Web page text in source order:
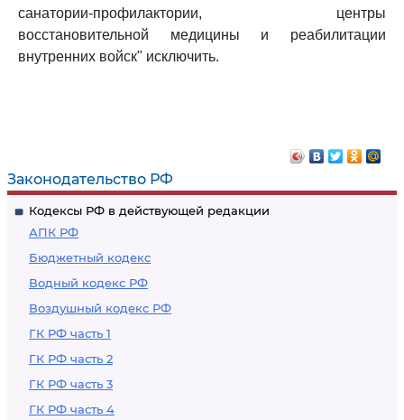
Законодательство РФ
Кодексы РФ в действующей редакции
АПК РФ
Бюджетный кодекс
Водный кодекс РФ
Воздушный кодекс РФ
ГК РФ часть 1
ГК РФ часть 2
ГК РФ часть 3
ГК РФ часть 4
санатории-профилактории, центры
восстановительной медицины и реабилитации
внутренних войск" исключить.